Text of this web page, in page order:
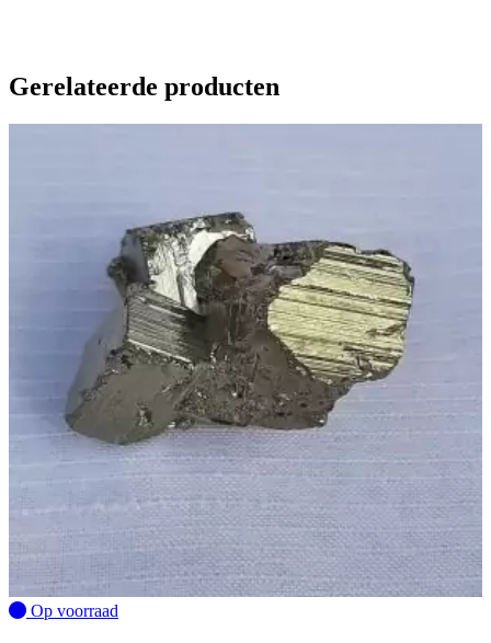
Gerelateerde producten
Op voorraad